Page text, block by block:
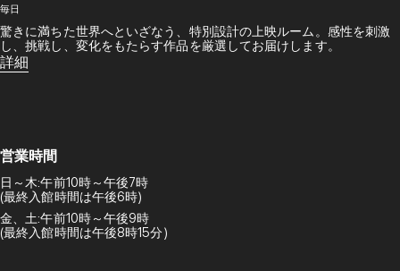
毎日
驚きに満ちた世界へといざなう、特別設計の上映ルーム。感性を刺激
し、挑戦し、変化をもたらす作品を厳選してお届けします。
詳細
営業時間
日～木:午前10時～午後7時
(最終入館時間は午後6時)
金、土:午前10時～午後9時
(最終入館時間は午後8時15分)